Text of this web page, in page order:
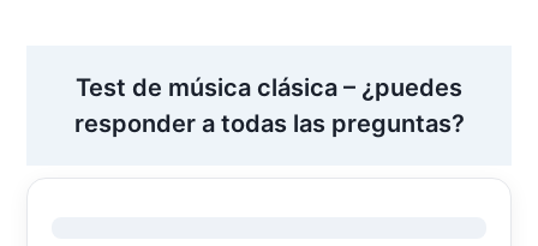
Test de música clásica – ¿puedes
responder a todas las preguntas?